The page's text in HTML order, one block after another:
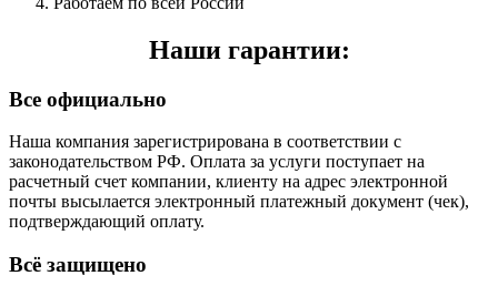
Наши гарантии:
Все официально
Наша компания зарегистрирована в соответствии с
законодательством РФ. Оплата за услуги поступает на
расчетный счет компании, клиенту на адрес электронной
почты высылается электронный платежный документ (чек),
подтверждающий оплату.
Всё защищено